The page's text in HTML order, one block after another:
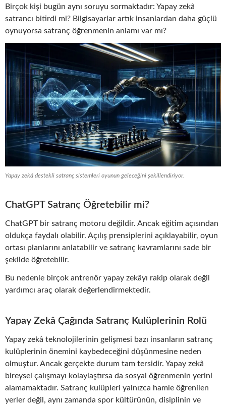
Birçok kişi bugün aynı soruyu sormaktadır: Yapay zekâ
satrancı bitirdi mi? Bilgisayarlar artık insanlardan daha güçlü
oynuyorsa satranç öğrenmenin anlamı var mı?
Yapay zekâ destekli satranç sistemleri oyunun geleceğini şekillendiriyor.
ChatGPT Satranç Öğretebilir mi?
ChatGPT bir satranç motoru değildir. Ancak eğitim açısından
oldukça faydalı olabilir. Açılış prensiplerini açıklayabilir, oyun
ortası planlarını anlatabilir ve satranç kavramlarını sade bir
şekilde öğretebilir.
Bu nedenle birçok antrenör yapay zekâyı rakip olarak değil
yardımcı araç olarak değerlendirmektedir.
Yapay Zekâ Çağında Satranç Kulüplerinin Rolü
Yapay zekâ teknolojilerinin gelişmesi bazı insanların satranç
kulüplerinin önemini kaybedeceğini düşünmesine neden
olmuştur. Ancak gerçekte durum tam tersidir. Yapay zekâ
bireysel çalışmayı kolaylaştırsa da sosyal öğrenmenin yerini
alamamaktadır. Satranç kulüpleri yalnızca hamle öğrenilen
yerler değil, aynı zamanda spor kültürünün, disiplinin ve